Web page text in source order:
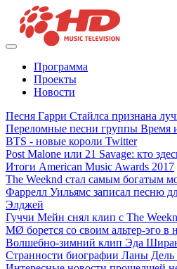
Программа
Проекты
Новости
Песня Гарри Стайлса признана
Переломные песни группы Время
BTS - новые короли Twitter
Post Malone или 21 Savage: кто
Итоги American Music Awards 2017
The Weeknd стал самым богатым
Фаррелл Уильямс записал песню
Элджей
Гуччи Мейн снял клип с The
MØ борется со своим альтер-эго в
Волшебно-зимний клип Эда
Странности биографии Ланы Дель